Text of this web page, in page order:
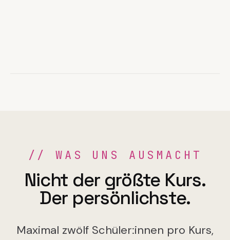
//WAS UNS AUSMACHT
Nicht der größte Kurs.
Der persönlichste.
Maximal zwölf Schüler:innen pro Kurs,